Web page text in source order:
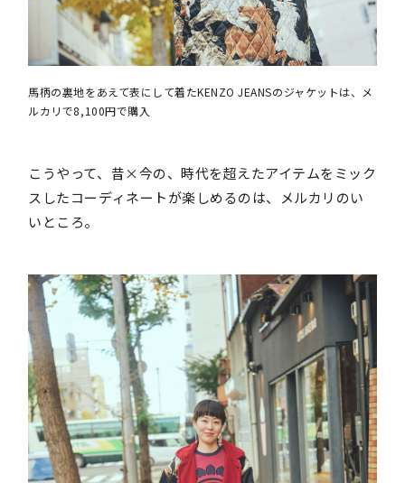
馬柄の裏地をあえて表にして着たKENZO JEANSのジャケットは、メ
ルカリで8,100円で購入
こうやって、昔×今の、時代を超えたアイテムをミック
スしたコーディネートが楽しめるのは、メルカリのい
いところ。